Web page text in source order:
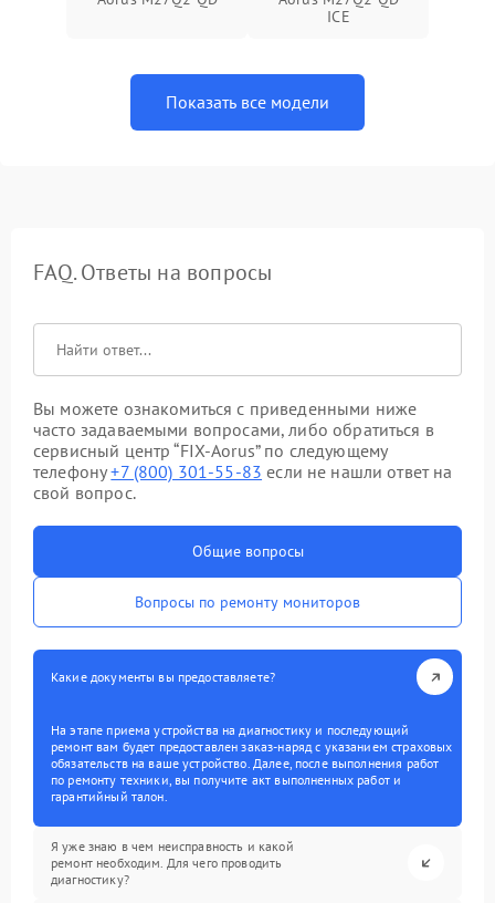
ICE
Показать все модели
FAQ. Ответы на вопросы
Вы можете ознакомиться с приведенными ниже
часто задаваемыми вопросами, либо обратиться в
сервисный центр “FIX-Aorus” по следующему
телефону+7 (800) 301-55-83 если не нашли ответ на
свой вопрос.
Общие вопросы
Вопросы по ремонту мониторов
Какие документы вы предоставляете?
На этапе приема устройства на диагностику и последующий
ремонт вам будет предоставлен заказ-наряд с указанием страховых
обязательств на ваше устройство. Далее, после выполнения работ
по ремонту техники, вы получите акт выполненных работ и
гарантийный талон.
Я уже знаю в чем неисправность и какой
ремонт необходим. Для чего проводить
диагностику?